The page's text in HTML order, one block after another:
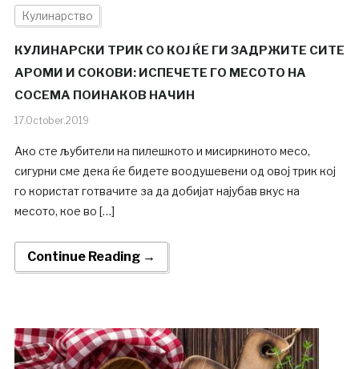
Кулинарство
КУЛИНАРСКИ ТРИК СО КОЈ ЌЕ ГИ ЗАДРЖИТЕ СИТЕ
АРОМИ И СОКОВИ: ИСПЕЧЕТЕ ГО МЕСОТО НА
СОСЕМА ПОИНАКОВ НАЧИН
17.October.2019
Ако сте љубители на пилешкото и мисиркиното месо,
сигурни сме дека ќе бидете воодушевени од овој трик кој
го користат готвачите за да добијат најубав вкус на
месото, кое во […]
Continue Reading →